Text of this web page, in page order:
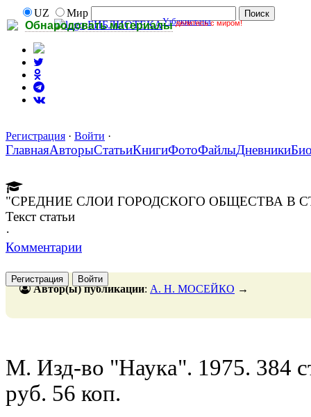
Обнародовать материалы делитесь с миром!
UZ
Мир
БИБЛИОТЕКАУзбекистана
Регистрация · Войти ·
ГлавнаяАвторыСтатьиКнигиФотоФайлыДневники
"СРЕДНИЕ СЛОИ ГОРОДСКОГО ОБЩЕСТВА В
Текст статьи
·
Комментарии
Регистрация Войти
Автор(ы) публикации: А. Н. МОСЕЙКО →
М. Изд-во "Наука". 1975. 384
руб. 56 коп.